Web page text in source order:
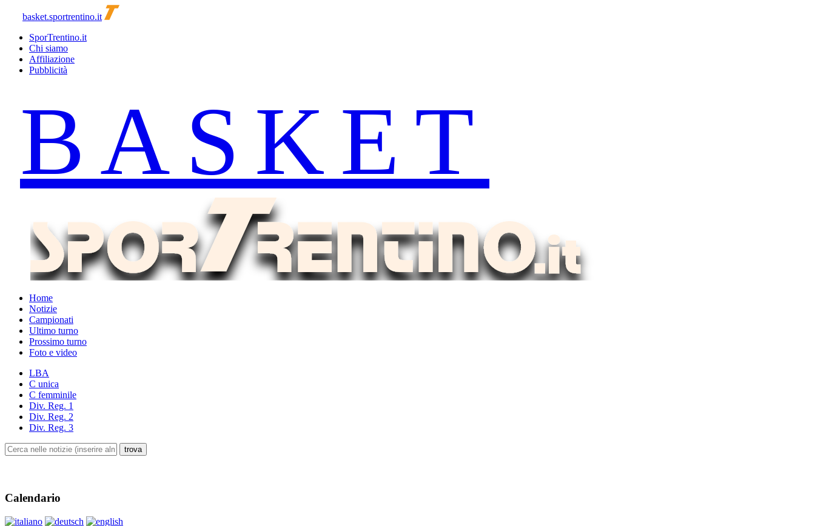
basket.sportrentino.it
SporTrentino.it
Chi siamo
Affiliazione
Pubblicità
Home
Notizie
Campionati
Ultimo turno
Prossimo turno
Foto e video
LBA
C unica
C femminile
Div. Reg. 1
Div. Reg. 2
Div. Reg. 3
Calendario